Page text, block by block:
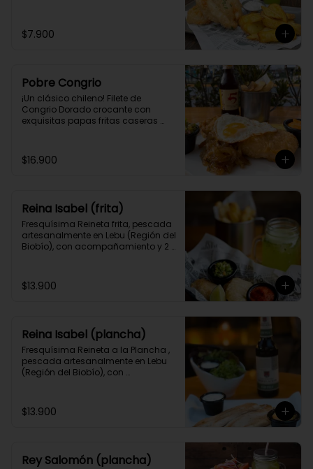
$7.900
Pobre Congrio
¡Un clásico chileno! Filete de
Congrio Dorado crocante con
exquisitas papas fritas caseras
$16.900
Reina Isabel (frita)
Fresquísima Reineta frita, pescada
artesanalmente en Lebu (Región del
Biobío), con acompañamiento y 2
$13.900
Reina Isabel (plancha)
Fresquísima Reineta a la Plancha ,
pescada artesanalmente en Lebu
(Región del Biobío), con
$13.900
Rey Salomón (plancha)